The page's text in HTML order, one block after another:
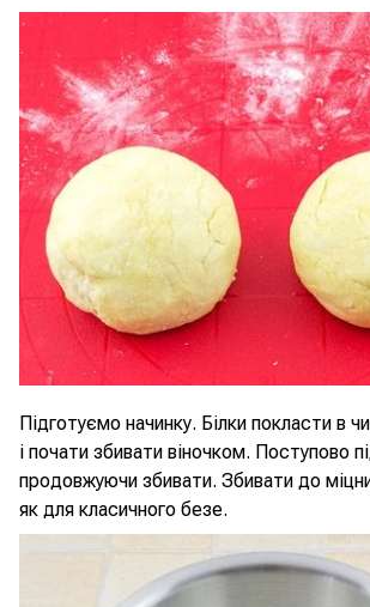
Підготуємо начинку. Білки покласти в
і почати збивати віночком. Поступово
продовжуючи збивати. Збивати до
як для класичного безе.